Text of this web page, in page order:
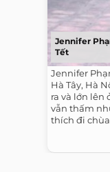
Jennifer
Tết
Jennifer
Hà Tây, Hà
ra và lớn lên
vẫn thấm
thích đi